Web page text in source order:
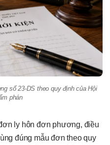
số 23-DS theo quy định của Hội
phán
ly hôn đơn phương, điều
đúng mẫu đơn theo quy